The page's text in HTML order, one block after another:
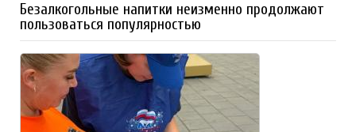
Безалкогольные напитки неизменно продолжают
пользоваться популярностью